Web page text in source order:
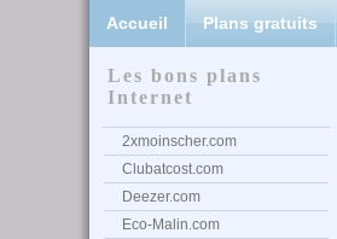
Accueil Plans gratuits
Les bons plans
Internet
2xmoinscher.com
Clubatcost.com
Deezer.com
Eco-Malin.com